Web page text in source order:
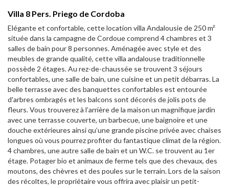
Villa 8 Pers. Priego de Cordoba
Elégante et confortable, cette location villa Andalousie de 250 m²
située dans la campagne de Cordoue comprend 4 chambres et 3
salles de bain pour 8 personnes. Aménagée avec style et des
meubles de grande qualité, cette villa andalouse traditionnelle
possède 2 étages. Au rez-de-chaussée se trouvent 3 séjours
confortables, une salle de bain, une cuisine et un petit débarras. La
belle terrasse avec des banquettes confortables est entourée
d'arbres ombragés et les balcons sont décorés de jolis pots de
fleurs. Vous trouverez à l’arrière de la maison un magnifique jardin
avec une terrasse couverte, un barbecue, une baignoire et une
douche extérieures ainsi qu’une grande piscine privée avec chaises
longues où vous pourrez profiter du fantastique climat de la région.
4 chambres, une autre salle de bain et un W.C. se trouvent au 1er
étage. Potager bio et animaux de ferme tels que des chevaux, des
moutons, des chèvres et des poules sur le terrain. Lors de la saison
des récoltes, le propriétaire vous offrira avec plaisir un petit-